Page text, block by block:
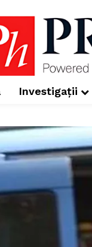
Investigații